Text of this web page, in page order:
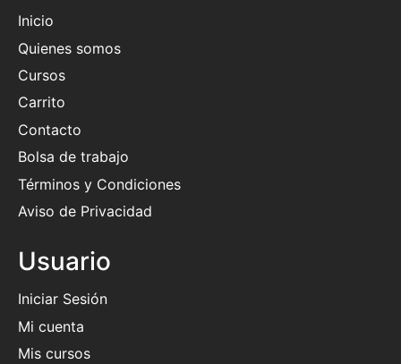
Inicio
Quienes somos
Cursos
Carrito
Contacto
Bolsa de trabajo
Términos y Condiciones
Aviso de Privacidad
Usuario
Iniciar Sesión
Mi cuenta
Mis cursos